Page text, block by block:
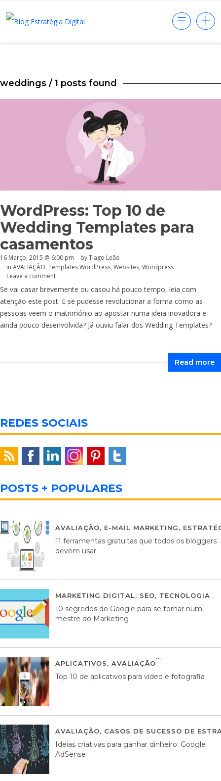
weddings / 1 posts found
WordPress: Top 10 de
Wedding Templates para
casamentos
16 Março, 2015 @ 6:00 pm
by Tiago Leão
in AVALIAÇÃO, Templates WordPress, Websites, Wordpress
Leave a comment
Se vai casar brevemente ou casou há pouco tempo, leia com
atenção este post. E se pudesse revolucionar a forma como as
pessoas veem o matrimónio ao apostar numa ideia inovadora e
ainda pouco desenvolvida? Já ouviu falar dos Wedding Templates?
Read more
REDES SOCIAIS
POSTS + POPULARES
AVALIAÇÃO, E-MAIL MARKETING,
11 ferramentas gratuitas que todos os bloggers
devem usar
MARKETING DIGITAL, SEO, TECNOLOGIA
10 segredos do Google para se tornar num
mestre do Marketing
APLICATIVOS, AVALIAÇÃO
Top 10 de aplicativos para vídeo e fotografia
AVALIAÇÃO, CASOS DE SUCESSO DE
Ideias criativas para ganhar dinheiro: Google
AdSense